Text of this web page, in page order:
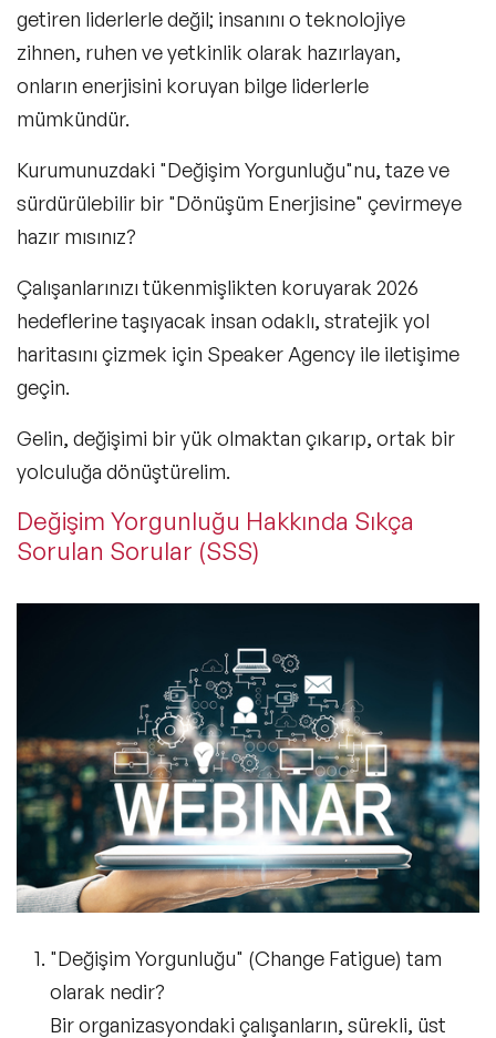
getiren liderlerle değil; insanını o teknolojiye
zihnen, ruhen ve yetkinlik olarak hazırlayan,
onların enerjisini koruyan bilge liderlerle
mümkündür.
Kurumunuzdaki "Değişim Yorgunluğu"nu, taze ve
sürdürülebilir bir "Dönüşüm Enerjisine" çevirmeye
hazır mısınız?
Çalışanlarınızı tükenmişlikten koruyarak 2026
hedeflerine taşıyacak insan odaklı, stratejik yol
haritasını çizmek için Speaker Agency ile iletişime
geçin.
Gelin, değişimi bir yük olmaktan çıkarıp, ortak bir
yolculuğa dönüştürelim.
Değişim Yorgunluğu Hakkında Sıkça
Sorulan Sorular (SSS)
"Değişim Yorgunluğu" (Change Fatigue) tam
olarak nedir?
Bir organizasyondaki çalışanların, sürekli, üst